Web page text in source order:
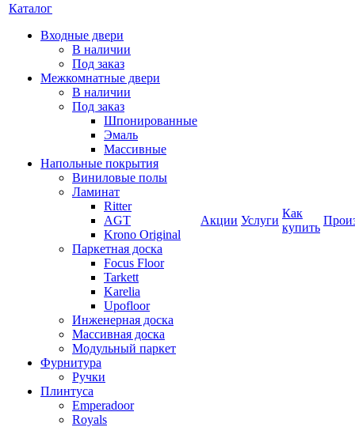
Каталог
Входные двери
В наличии
Под заказ
Межкомнатные двери
В наличии
Под заказ
Шпонированные
Эмаль
Массивные
Напольные покрытия
Виниловые полы
Ламинат
Ritter
AGT
Krono Original
Паркетная доска
Focus Floor
Tarkett
Karelia
Upofloor
Инженерная доска
Массивная доска
Модульный паркет
Фурнитура
Ручки
Плинтуса
Emperadoor
Royals
Акции Услуги
Как
купить